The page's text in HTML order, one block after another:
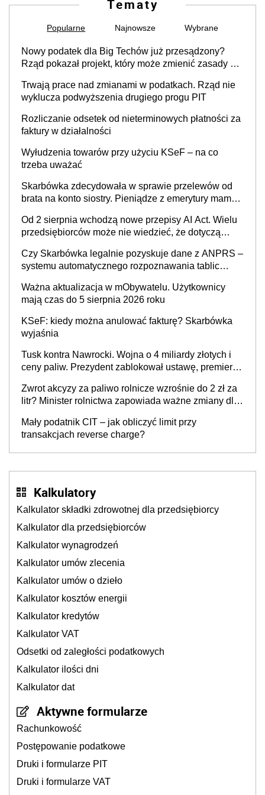
Tematy
Popularne Najnowsze Wybrane
Nowy podatek dla Big Techów już przesądzony?
Rząd pokazał projekt, który może zmienić zasady gry
Trwają prace nad zmianami w podatkach. Rząd nie
wyklucza podwyższenia drugiego progu PIT
Rozliczanie odsetek od nieterminowych płatności za
faktury w działalności
Wyłudzenia towarów przy użyciu KSeF – na co
trzeba uważać
Skarbówka zdecydowała w sprawie przelewów od
brata na konto siostry. Pieniądze z emerytury mamy
będzie
Od 2 sierpnia wchodzą nowe przepisy AI Act. Wielu
przedsiębiorców może nie wiedzieć, że dotyczą
Czy Skarbówka legalnie pozyskuje dane z ANPRS –
systemu automatycznego rozpoznawania tablic
Ważna aktualizacja w mObywatelu. Użytkownicy
mają czas do 5 sierpnia 2026 roku
KSeF: kiedy można anulować fakturę? Skarbówka
wyjaśnia
Tusk kontra Nawrocki. Wojna o 4 miliardy złotych i
ceny paliw. Prezydent zablokował ustawę, premier
kierowców”
Zwrot akcyzy za paliwo rolnicze wzrośnie do 2 zł za
litr? Minister rolnictwa zapowiada ważne zmiany dla
Mały podatnik CIT – jak obliczyć limit przy
transakcjach reverse charge?
Kalkulatory
Kalkulator składki zdrowotnej dla przedsiębiorcy
Kalkulator dla przedsiębiorców
Kalkulator wynagrodzeń
Kalkulator umów zlecenia
Kalkulator umów o dzieło
Kalkulator kosztów energii
Kalkulator kredytów
Kalkulator VAT
Odsetki od zaległości podatkowych
Kalkulator ilości dni
Kalkulator dat
Aktywne formularze
Rachunkowość
Postępowanie podatkowe
Druki i formularze PIT
Druki i formularze VAT